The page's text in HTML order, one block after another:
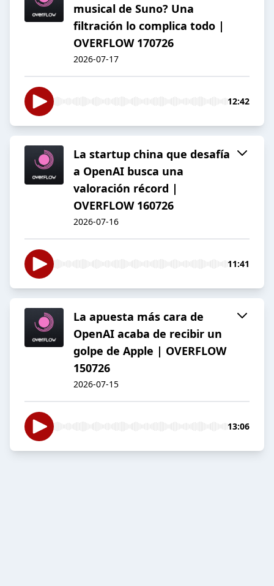
musical de Suno? Una
filtración lo complica todo |
OVERFLOW 170726
2026-07-17
12:42
La startup china que desafía
a OpenAI busca una
valoración récord |
OVERFLOW 160726
2026-07-16
11:41
La apuesta más cara de
OpenAI acaba de recibir un
golpe de Apple | OVERFLOW
150726
2026-07-15
13:06